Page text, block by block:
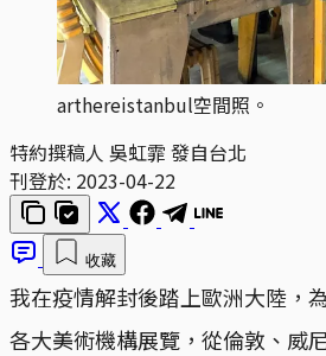
arthereistanbul空間照。
特約撰稿人 吳虹霏 發自台北
刊登於: 2023-04-22
收藏
我在疫情解封後踏上歐洲大陸，
各大美術機構展覽，從倫敦、威